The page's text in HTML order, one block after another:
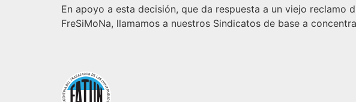
En apoyo a esta decisión, que da respuesta a un viejo reclamo
FreSiMoNa, llamamos a nuestros Sindicatos de base a